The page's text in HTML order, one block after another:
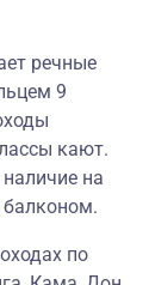
речные
9
кают.
на
по